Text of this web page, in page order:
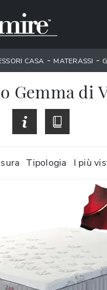
CASA - MATERASSI -
Gemma di
Tipologia I più